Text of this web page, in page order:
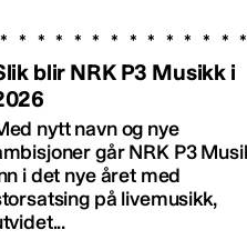
blir NRK P3 Musikk i
nytt navn og nye
går NRK P3
i det nye året med
på livemusikk,